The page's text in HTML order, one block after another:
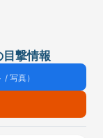
撃情報
/ 写真）